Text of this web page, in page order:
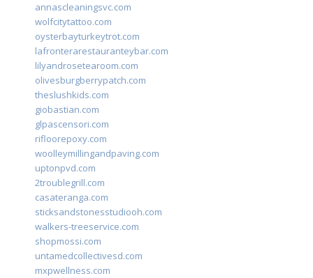
annascleaningsvc.com
wolfcitytattoo.com
oysterbayturkeytrot.com
lafronterarestauranteybar.com
lilyandrosetearoom.com
olivesburgberrypatch.com
theslushkids.com
giobastian.com
glpascensori.com
rifloorepoxy.com
woolleymillingandpaving.com
uptonpvd.com
2troublegrill.com
casateranga.com
sticksandstonesstudiooh.com
walkers-treeservice.com
shopmossi.com
untamedcollectivesd.com
mxpwellness.com